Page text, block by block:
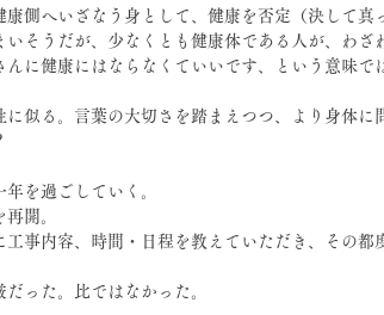
側へいざなう身として、健康を否定（決して真
そうだが、少なくとも健康体である人が、わざ
に健康にはならなくていいです、という意味で
似る。言葉の大切さを踏まえつつ、より身体に
を過ごしていく。
開。
事内容、時間・日程を教えていただき、その都
った。比ではなかった。